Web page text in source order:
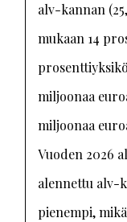
alv-kannan
mukaan 14
miljoonaa
miljoonaa
Vuoden 2026
alennettu alv-
pienempi,